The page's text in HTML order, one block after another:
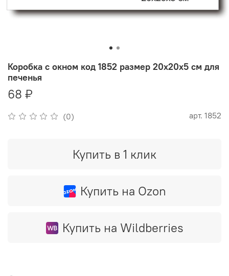
(0) арт. 1852
Коробка с окном код 1852 размер 20х20х5 см для
печенья
68 ₽
Купить в 1 клик
Купить на Ozon
Купить на Wildberries